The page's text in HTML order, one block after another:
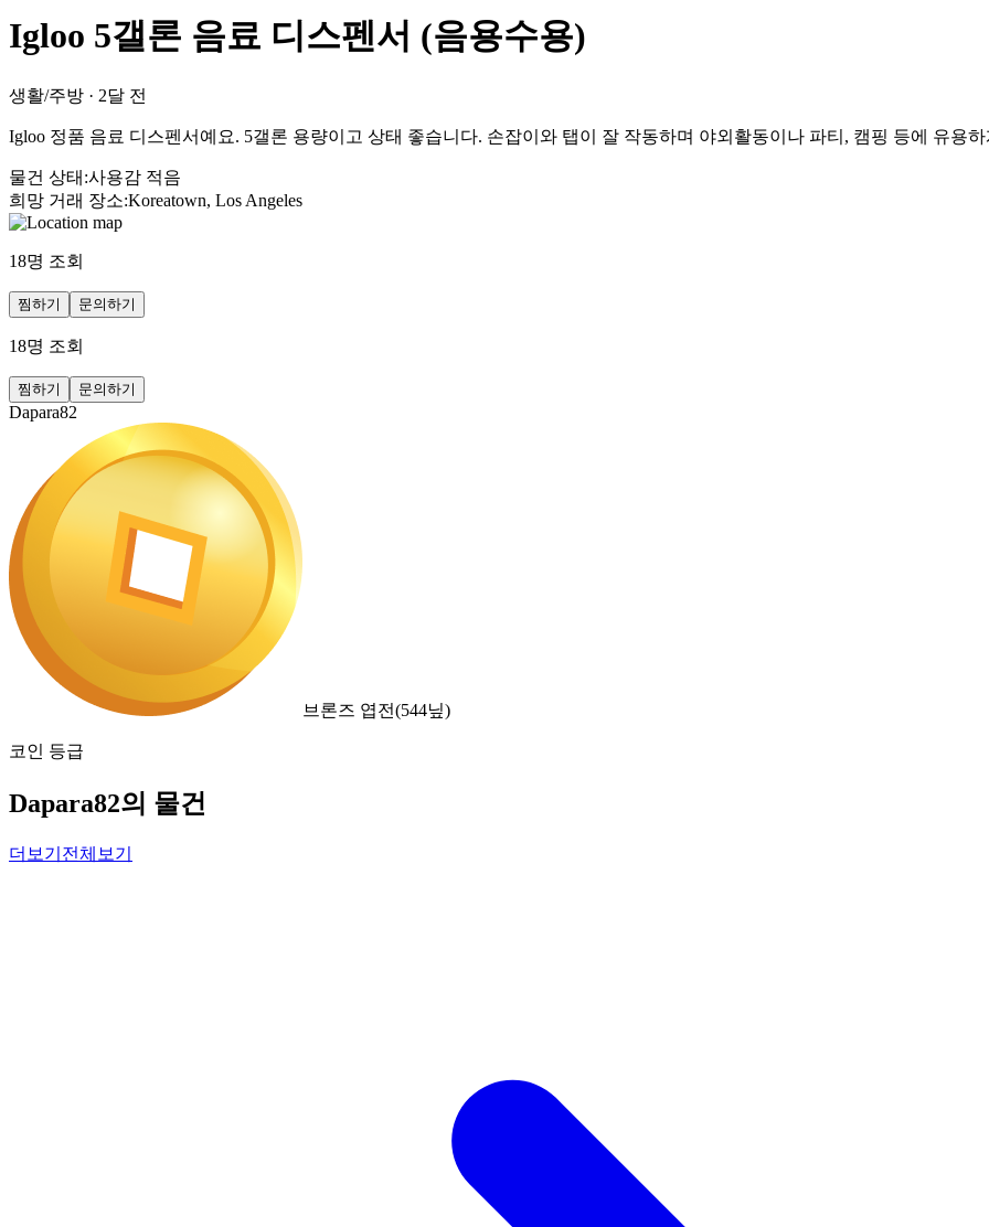
Igloo 5갤론 음료 디스펜서 (음용수용)
생활/주방 · 2달 전
Igloo 정품 음료 디스펜서예요. 5갤론 용량이고 상태 좋습니다. 손잡이와 탭이 잘 작동하며 야외활동이나 파티, 캠핑 등에 유용
물건 상태 :사용감 적음
희망 거래 장소:Koreatown, Los Angeles
18명 조회
찜하기 문의하기
18명 조회
찜하기 문의하기
Dapara82
브론즈 엽전(544닢)
코인 등급
Dapara82의 물건
더보기 전체보기